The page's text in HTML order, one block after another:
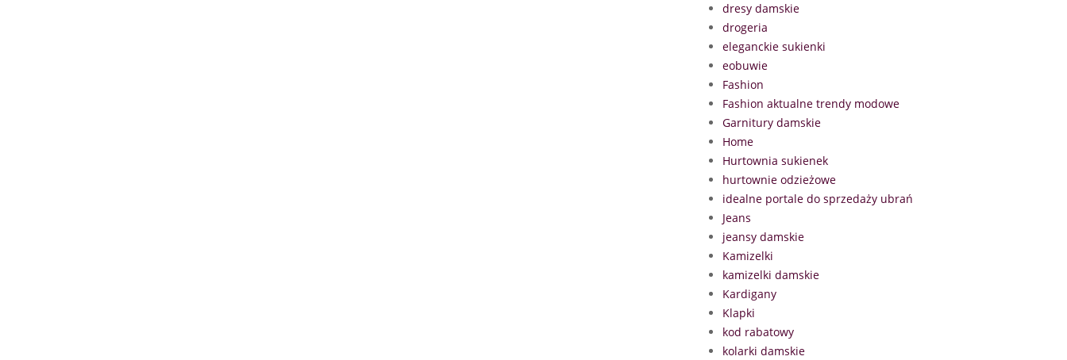
dresy damskie
drogeria
eleganckie sukienki
eobuwie
Fashion
Fashion aktualne trendy modowe
Garnitury damskie
Home
Hurtownia sukienek
hurtownie odzieżowe
idealne portale do sprzedaży ubrań
Jeans
jeansy damskie
Kamizelki
kamizelki damskie
Kardigany
Klapki
kod rabatowy
kolarki damskie